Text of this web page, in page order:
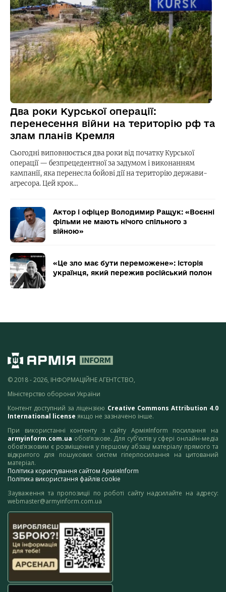
Два роки Курської операції:
перенесення війни на територію рф та
злам планів Кремля
Сьогодні виповнюється два роки від початку Курської
операції — безпрецедентної за задумом і виконанням
кампанії, яка перенесла бойові дії на територію держави-
агресора. Цей крок…
Актор і офіцер Володимир Ращук: «Воєнні
фільми не мають нічого спільного з
війною»
«Це зло має бути переможене»: історія
українця, який пережив російський полон
© 2018 - 2026, ІНФОРМАЦІЙНЕ АГЕНТСТВО,
Міністерство оборони України
Контент доступний за ліцензією Creative Commons Attribution 4.0
International license якщо не зазначено інше.
При використанні контенту з сайту АрміяInform посилання на
armyinform.com.ua обов’язкове. Для суб’єктів у сфері онлайн-медіа
обов’язковим є розміщення у першому абзаці матеріалу прямого та
відкритого для пошукових систем гіперпосилання на цитований
матеріал.
Політика користування сайтом АрміяInform
Політика використання файлів cookie
Зауваження та пропозиції по роботі сайту надсилайте на адресу:
webmaster@armyinform.com.ua